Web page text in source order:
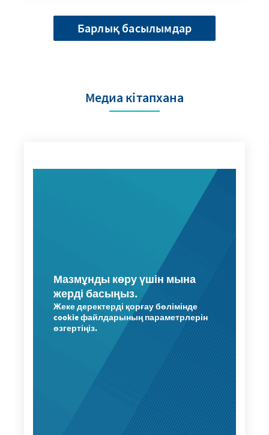
Барлық басылымдар
Медиа кітапхана
Мазмұнды көру үшін мына
жерді басыңыз.
Жеке деректерді қорғау бөлімінде
cookie файлдарының параметрлерін
өзгертіңіз.